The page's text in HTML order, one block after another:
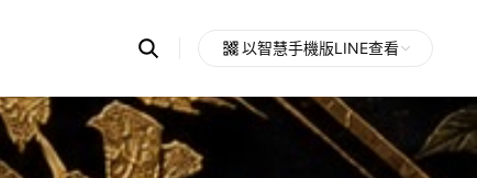
Search
OpenChats
messages
search
area
以智慧手機版LINE查看